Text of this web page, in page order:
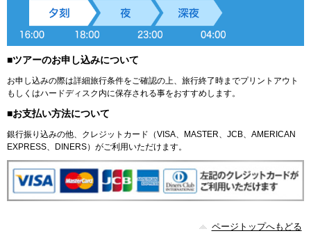
■ツアーのお申し込みについて
お申し込みの際は詳細旅行条件をご確認の上、旅行終了時までプリントアウト
もしくはハードディスク内に保存される事をおすすめします。
■お支払い方法について
銀行振り込みの他、クレジットカード（VISA、MASTER、JCB、AMERICAN
EXPRESS、DINERS）がご利用いただけます。
ページトップへもどる